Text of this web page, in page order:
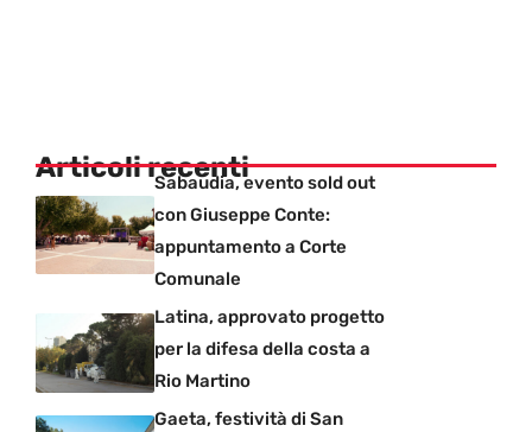
Articoli recentiSabaudia, evento sold out
con Giuseppe Conte:
appuntamento a Corte
Comunale
Latina, approvato progetto
per la difesa della costa a
Rio Martino
Gaeta, festività di San